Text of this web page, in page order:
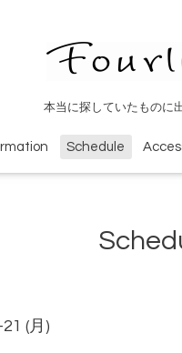
本当に探していたものに
Schedule
(月)